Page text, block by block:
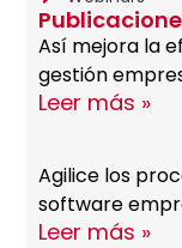
Así mejora la
gestión
Leer más »
Agilice los
software
Leer más »